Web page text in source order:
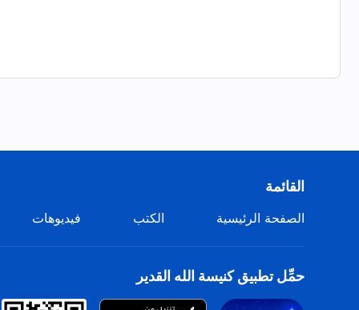
القائمة
الصفحة الرئيسية الكتب فيديوهات
حمِّل تطبيق كنيسة الله القدير